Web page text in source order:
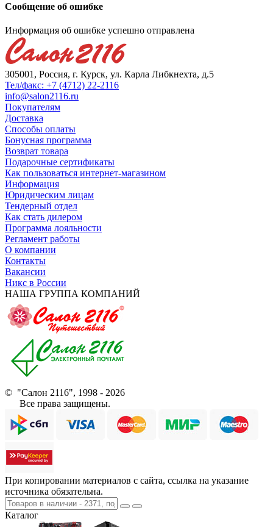
Сообщение об ошибке
Информация об ошибке успешно отправлена
305001, Россия, г. Курск, ул. Карла Либкнехта, д.5
Тел/факс: +7 (4712) 22-2116
info@salon2116.ru
Покупателям
Доставка
Способы оплаты
Бонусная программа
Возврат товара
Подарочные сертификаты
Как пользоваться интернет-магазином
Информация
Юридическим лицам
Тендерный отдел
Как стать дилером
Программа лояльности
Регламент работы
О компании
Контакты
Вакансии
Никс в России
НАША ГРУППА КОМПАНИЙ
© "Салон 2116", 1998 - 2026
Все права защищены.
При копировании материалов с сайта, ссылка на указание
источника обязательна.
Каталог